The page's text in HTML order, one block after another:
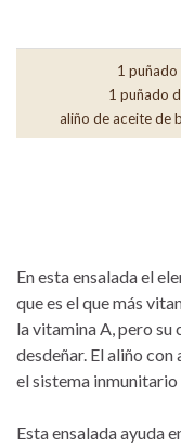
1
1 puñado
aliño de aceite de
En esta ensalada el
que es el que más
la vitamina A, pero su
desdeñar. El aliño
el sistema inmunitario .
Esta ensalada ayuda